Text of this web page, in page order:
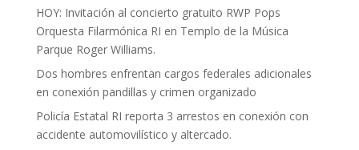
HOY: Invitación al concierto gratuito RWP Pops
Orquesta Filarmónica RI en Templo de la Música
Parque Roger Williams.
Dos hombres enfrentan cargos federales adicionales
en conexión pandillas y crimen organizado
Policía Estatal RI reporta 3 arrestos en conexión con
accidente automovilístico y altercado.